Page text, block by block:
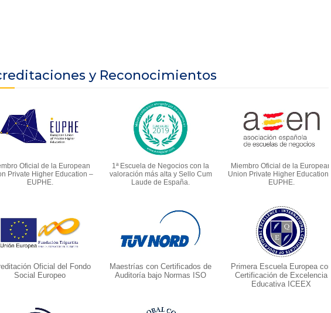
y Reconocimientos
Oficial de la European
Private Higher Education –
EUPHE.
1ª Escuela de Negocios con la
valoración más alta y Sello Cum
Laude de España.
Miembro Oficial de la European
Union Private Higher Education –
EUPHE.
Oficial del Fondo
Social Europeo
Maestrías con Certificados de
Auditoría bajo Normas ISO
Primera Escuela Europea con
Certificación de Excelencia
Educativa ICEEX